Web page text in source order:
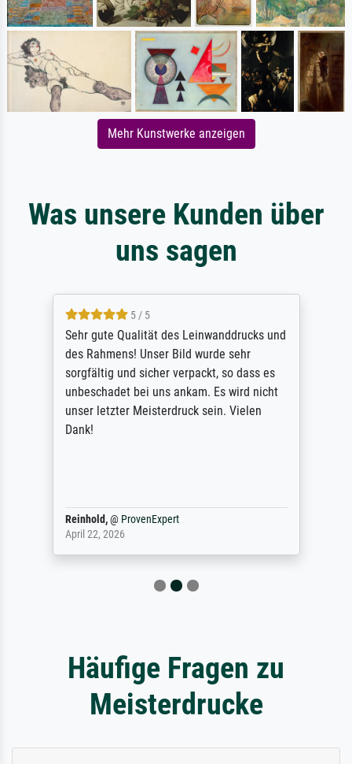
Mehr Kunstwerke anzeigen
Was unsere Kunden über
uns sagen
5 / 5
Sehr gute Qualität des Leinwanddrucks und
des Rahmens! Unser Bild wurde sehr
sorgfältig und sicher verpackt, so dass es
unbeschadet bei uns ankam. Es wird nicht
unser letzter Meisterdruck sein. Vielen
Dank!
Reinhold,@ ProvenExpert
April 22, 2026
Häufige Fragen zu
Meisterdrucke